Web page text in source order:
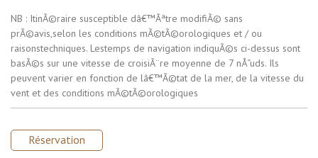
NB : ItinÃ©raire susceptible dâ€™Ãªtre modifiÃ© sans
prÃ©avis,selon les conditions mÃ©tÃ©orologiques et / ou
raisonstechniques. Lestemps de navigation indiquÃ©s ci-dessus sont
basÃ©s sur une vitesse de croisiÃ¨re moyenne de 7 nÅ“uds. Ils
peuvent varier en fonction de lâ€™Ã©tat de la mer, de la vitesse du
vent et des conditions mÃ©tÃ©orologiques
Réservation